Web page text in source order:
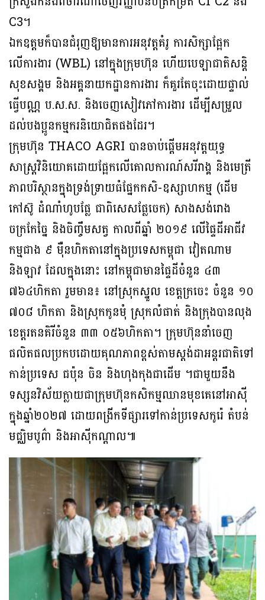
C3។
ឯកឧត្តមក៏បានជំរុញឱ្យមានការអនុវត្តគំរូ ការសិក្សាផ្អែក
លើការងារ (WBL) នៅក្នុងក្រុមហ៊ុន ហើយបេឡាជាតិសន្តិ
សុខសង្គម និងអគ្គនាយកដ្ឋានការងារ ក៏គួរតែចុះដោយផ្ទាល់
ធ្វើបណ្ណ ប.ស.ស. និងចេញសៀវភៅការងារ ដើម្បីសម្រួល
ដល់បងប្អូនកម្មករនិយោជិតផងដែរ។
ក្រុមហ៊ុន THACO AGRI បានចាប់ផ្តើមអនុវត្តយុទ្ធ
សាស្ត្រវិនិយោគដោយផ្អែកលើគោលការណ៍សរីរាង្គ និងមេត្រី
ភាពបរិស្ថានក្នុងទ្រង់ទ្រាយធំផ្នែកកសិ-ឧស្សាហកម្ម (ដើម
កៅស៊ូ ដំណាំហូបផ្លែ ជាពិសេសផ្លែចេក) សាងសង់រោង
ចក្រកែច្នៃ និងចិញ្ចឹមសត្វ កាលពីឆ្នាំ ២០១៩ លើផ្ទៃដីអាជីវ
កម្មជាង ៩ ម៉ឺនហិកតានៅក្នុងប្រទេសកម្ពុជា វៀតណាម
និងឡាវ ដែលក្នុងនោះ នៅកម្ពុជាមានផ្ទៃដីចំនួន ៤៣
៧៦៤ហិកតា រួមមាន៖ នៅស្រុកស្នួល ខេត្តក្រចេះ ចំនួន ១០
៧០៨ ហិកតា និងស្រុកកូនមុំ ស្រុកលំផាត់ និងក្រុងបានលុង
ខេត្តរតនគិរីចំនួន ៣៣ ០៥៦ហិកតា។ ក្រុមហ៊ុននាំចេញ
ផលិតផលប្រកបដោយគុណភាពខ្ពស់តាមស្តង់ដាអន្តរជាតិទៅ
កាន់ប្រទេស ជប៉ុន ចិន និងហុងកុងជាដើម ។ជាមួយនឹង
ទស្សនវិស័យក្លាយជាក្រុមហ៊ុនកសិកម្មឈានមុខគេនៅអាស៊ី
ក្នុងឆ្នាំ២០២៧ ដោយពង្រីកទីផ្សារទៅកាន់ប្រទេសកូរ៉េ តំបន់
មជ្ឈិមបូព៌ា និងអាស៊ីកណ្តាល៕